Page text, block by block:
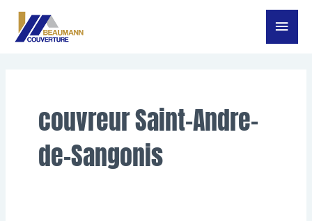
Aller
Menu
couvreur Saint-Andre-
de-Sangonis